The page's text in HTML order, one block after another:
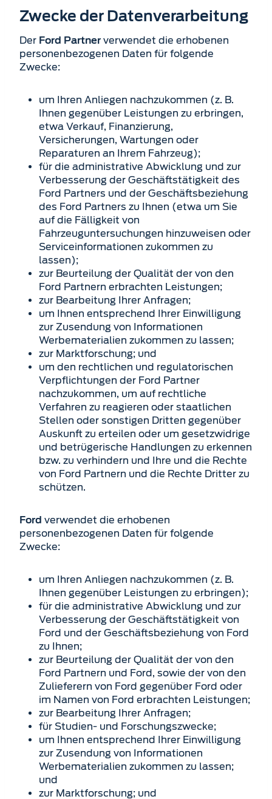
Zwecke der Datenverarbeitung
Der Ford Partner verwendet die erhobenen
personenbezogenen Daten für folgende
Zwecke:
um Ihren Anliegen nachzukommen (z. B.
Ihnen gegenüber Leistungen zu erbringen,
etwa Verkauf, Finanzierung,
Versicherungen, Wartungen oder
Reparaturen an Ihrem Fahrzeug);
für die administrative Abwicklung und zur
Verbesserung der Geschäftstätigkeit des
Ford Partners und der Geschäftsbeziehung
des Ford Partners zu Ihnen (etwa um Sie
auf die Fälligkeit von
Fahrzeuguntersuchungen hinzuweisen oder
Serviceinformationen zukommen zu
lassen);
zur Beurteilung der Qualität der von den
Ford Partnern erbrachten Leistungen;
zur Bearbeitung Ihrer Anfragen;
um Ihnen entsprechend Ihrer Einwilligung
zur Zusendung von Informationen
Werbematerialien zukommen zu lassen;
zur Marktforschung; und
um den rechtlichen und regulatorischen
Verpflichtungen der Ford Partner
nachzukommen, um auf rechtliche
Verfahren zu reagieren oder staatlichen
Stellen oder sonstigen Dritten gegen­über
Auskunft zu erteilen oder um gesetzwidrige
und betrügerische Handlungen zu erkennen
bzw. zu verhindern und Ihre und die Rechte
von Ford Partnern und die Rechte Dritter zu
schützen.
Ford verwendet die erhobenen
personenbezogenen Daten für folgende
Zwecke:
um Ihren Anliegen nachzukommen (z. B.
Ihnen gegenüber Leistungen zu erbringen);
für die administrative Abwicklung und zur
Verbesserung der Geschäftstätigkeit von
Ford und der Geschäftsbeziehung von Ford
zu Ihnen;
zur Beurteilung der Qualität der von den
Ford Partnern und Ford, sowie der von den
Zulieferern von Ford gegenüber Ford oder
im Namen von Ford erbrachten Leistungen;
zur Bearbeitung Ihrer Anfragen;
für Studien- und Forschungszwecke;
um Ihnen entsprechend Ihrer Einwilligung
zur Zusendung von Informationen
Werbematerialien zukommen zu lassen;
und
zur Marktforschung; und